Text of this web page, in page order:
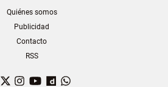
Quiénes somos
Publicidad
Contacto
RSS
Facebook
TwitterInstagram
YouTubeDailymotion